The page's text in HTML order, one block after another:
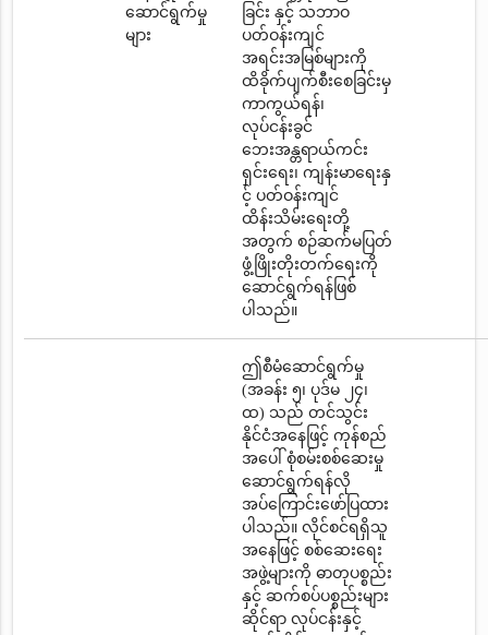
ဆောင်ရွက်မှု
များ
ခြင်း နှင့် သဘာဝ
ပတ်ဝန်းကျင်
အရင်းအမြစ်များကို
ထိခိုက်ပျက်စီးစေခြင်းမှ
ကာကွယ်ရန်၊
လုပ်ငန်းခွင်
ဘေးအန္တရာယ်ကင်း
ရှင်းရေး၊ ကျန်းမာရေးနှ
င့် ပတ်ဝန်းကျင်
ထိန်းသိမ်းရေးတို့
အတွက် စဉ်ဆက်မပြတ်
ဖွံ့ဖြိုးတိုးတက်ရေးကို
ဆောင်ရွက်ရန်ဖြစ်
ပါသည်။
ဤစီမံဆောင်ရွက်မှု
(အခန်း ၅၊ ပုဒ်မ ၂၄၊
ထ) သည် တင်သွင်း
နိုင်ငံအနေဖြင့် ကုန်စည်
အပေါ် စုံစမ်းစစ်ဆေးမှု
ဆောင်ရွက်ရန်လို
အပ်ကြောင်းဖော်ပြထား
ပါသည်။ လိုင်စင်ရရှိသူ
အနေဖြင့် စစ်ဆေးရေး
အဖွဲ့များကို ဓာတုပစ္စည်း
နှင့် ဆက်စပ်ပစ္စည်းများ
ဆိုင်ရာ လုပ်ငန်းနှင့်